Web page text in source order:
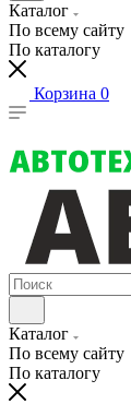
Каталог
По всему сайту
По каталогу
Корзина 0
Каталог
По всему сайту
По каталогу